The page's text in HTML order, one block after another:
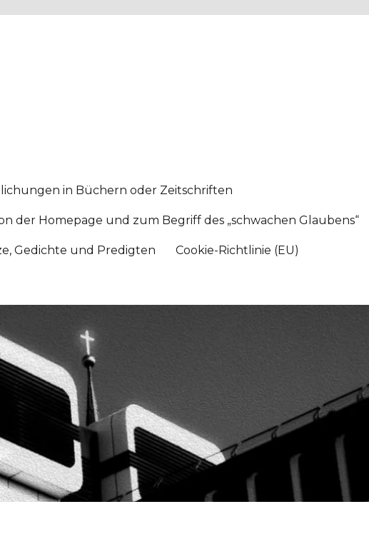
in Büchern oder Zeitschriften
der Homepage und zum Begriff des „schwachen Glaubens“
Gedichte und Predigten Cookie-Richtlinie (EU)